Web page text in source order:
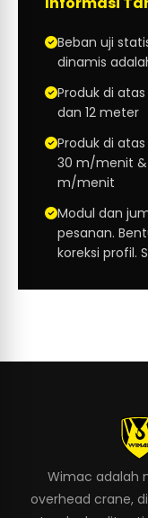
Beban uji
dinamis
Produk di
dan 12 meter
Produk di
30 m/menit &
m/menit
Modul dan
pesanan.
koreksi profil.
Wimac adalah
overhead crane,